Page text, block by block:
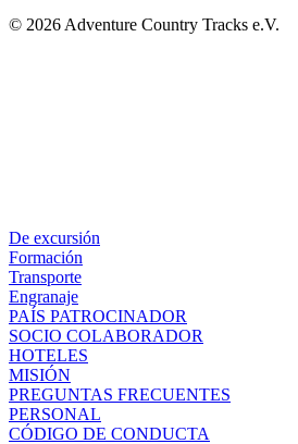
© 2026 Adventure Country Tracks e.V.
De excursión
Formación
Transporte
Engranaje
PAÍS PATROCINADOR
SOCIO COLABORADOR
HOTELES
MISIÓN
PREGUNTAS FRECUENTES
PERSONAL
CÓDIGO DE CONDUCTA